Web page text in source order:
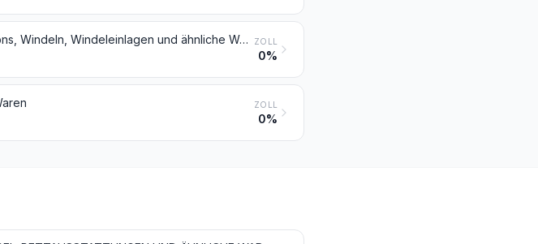
Hygienische Binden (Einlagen) und Tampons, Windeln, Windeleinlagen und ähnliche Waren aus Stoffen aller Art ZOLL
0%
ZOLL
0%